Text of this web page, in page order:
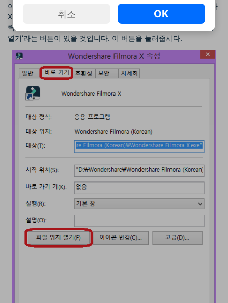
이렇게 필모라 X가 새로 추가된 폰트를 인식하지 못할 경우, 필모라
X 프로그램을 마우스 우클릭하시고 드롭다운 메뉴에서 ‘속성’을 클
릭해줍니다. 그리고 ‘바로가기’ 탭의 하단부분에 보시면 ‘파일 위치
열기’라는 버튼이 있을 것입니다. 이 버튼을 눌러줍시다.
취소 OK